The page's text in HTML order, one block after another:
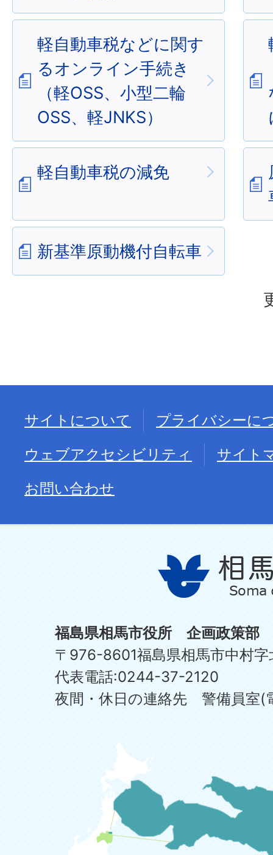
軽自動車税などに関す
るオンライン手続き
（軽OSS、小型二輪
OSS、軽JNKS）
軽自動車税の減免
新基準原動機付自転車
サイトについて
プライバシーに
ウェブアクセシビリティ
サイト
お問い合わせ
福島県相馬市役所 企画政策部
〒976-8601福島県相馬市中村
代表電話:0244-37-2120
夜間・休日の連絡先 警備員室